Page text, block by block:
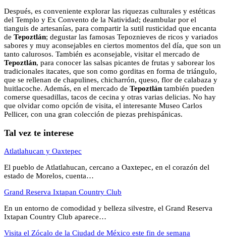
Después, es conveniente explorar las riquezas culturales y estéticas
del Templo y Ex Convento de la Natividad; deambular por el
tianguis de artesanías, para compartir la sutil rusticidad que encanta
de Tepoztlán; degustar las famosas Tepoznieves de ricos y variados
sabores y muy aconsejables en ciertos momentos del día, que son un
tanto calurosos. También es aconsejable, visitar el mercado de
Tepoztlán, para conocer las salsas picantes de frutas y saborear los
tradicionales itacates, que son como gorditas en forma de triángulo,
que se rellenan de chapulines, chicharrón, queso, flor de calabaza y
huitlacoche. Además, en el mercado de Tepoztlán también pueden
comerse quesadillas, tacos de cecina y otras varias delicias. No hay
que olvidar como opción de visita, el interesante Museo Carlos
Pellicer, con una gran colección de piezas prehispánicas.
Tal vez te interese
Atlatlahucan y Oaxtepec
El pueblo de Atlatlahucan, cercano a Oaxtepec, en el corazón del
estado de Morelos, cuenta…
Grand Reserva Ixtapan Country Club
En un entorno de comodidad y belleza silvestre, el Grand Reserva
Ixtapan Country Club aparece…
Visita el Zócalo de la Ciudad de México este fin de semana